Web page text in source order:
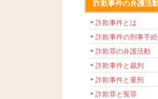
詐欺事件の弁護活
詐欺事件とは
詐欺事件の刑事手続
詐欺罪の弁護活動
詐欺事件と裁判
詐欺事件と量刑
詐欺罪と冤罪